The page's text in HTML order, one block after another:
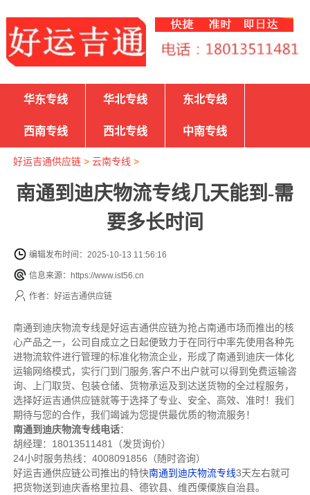
华东专线 华北专线 东北专线
西南专线 西北专线 中南专线
好运吉通供应链> 云南专线 >
南通到迪庆物流专线几天能到-需
要多长时间
编辑发布时间：2025-10-13 11:56:16
信息来源：https://www.ist56.cn
作者：好运吉通供应链
南通到迪庆物流专线是好运吉通供应链为抢占南通市场而推出的核
心产品之一，公司自成立之日起便致力于在同行中率先使用各种先
进物流软件进行管理的标准化物流企业，形成了南通到迪庆一体化
运输网络模式，实行门到门服务,客户不出户就可以得到免费运输咨
询、上门取货、包装仓储、货物承运及到达送货物的全过程服务，
选择好运吉通供应链就等于选择了专业、安全、高效、准时！我们
期待与您的合作，我们竭诚为您提供最优质的物流服务！
南通到迪庆物流专线电话：
胡经理：18013511481（发货询价）
24小时服务热线：4008091856（随时咨询）
好运吉通供应链公司推出的特快南通到迪庆物流专线3天左右就可
把货物送到迪庆香格里拉县、德钦县、维西傈僳族自治县。